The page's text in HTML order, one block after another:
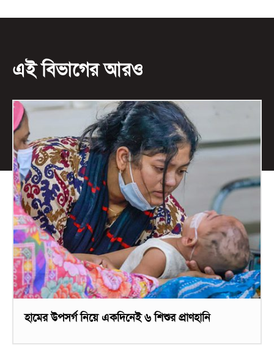
এই বিভাগের আরও
হামের উপসর্গ নিয়ে একদিনেই ৬ শিশুর প্রাণহানি